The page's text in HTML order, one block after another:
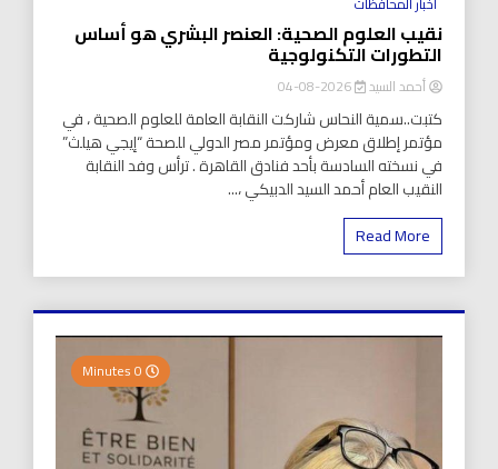
نقيب العلوم الصحية: العنصر البشري هو أساس
التطورات التكنولوجية
أحمد السيد 2026-08-04
كتبت..سمية النحاس شاركت النقابة العامة للعلوم الصحية ، في
مؤتمر إطلاق معرض ومؤتمر مصر الدولي للصحة “إيجي هيلث”
في نسخته السادسة بأحد فنادق القاهرة . ترأس وفد النقابة
النقيب العام أحمد السيد الدبيكي ،...
Read More